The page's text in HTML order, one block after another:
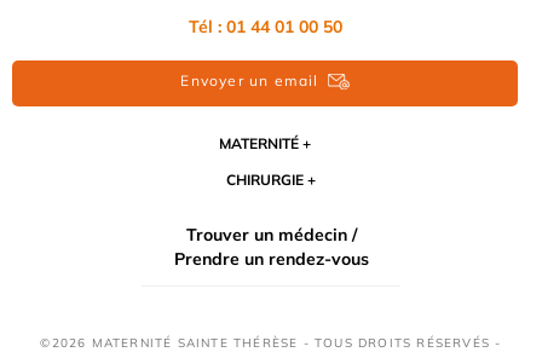
Tél : 01 44 01 00 50
Envoyer un email
MATERNITÉ
CHIRURGIE
Trouver un médecin /
Prendre un rendez-vous
©2026 MATERNITÉ SAINTE THÉRÈSE - TOUS DROITS RÉSERVÉS -